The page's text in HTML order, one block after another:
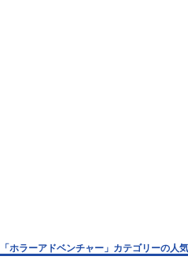
「ホラーアドベンチャー」カテゴリーの人